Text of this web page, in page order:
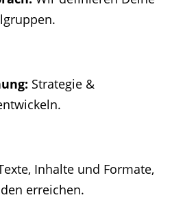
Strategie &
Inhalte und Formate,
erreichen.